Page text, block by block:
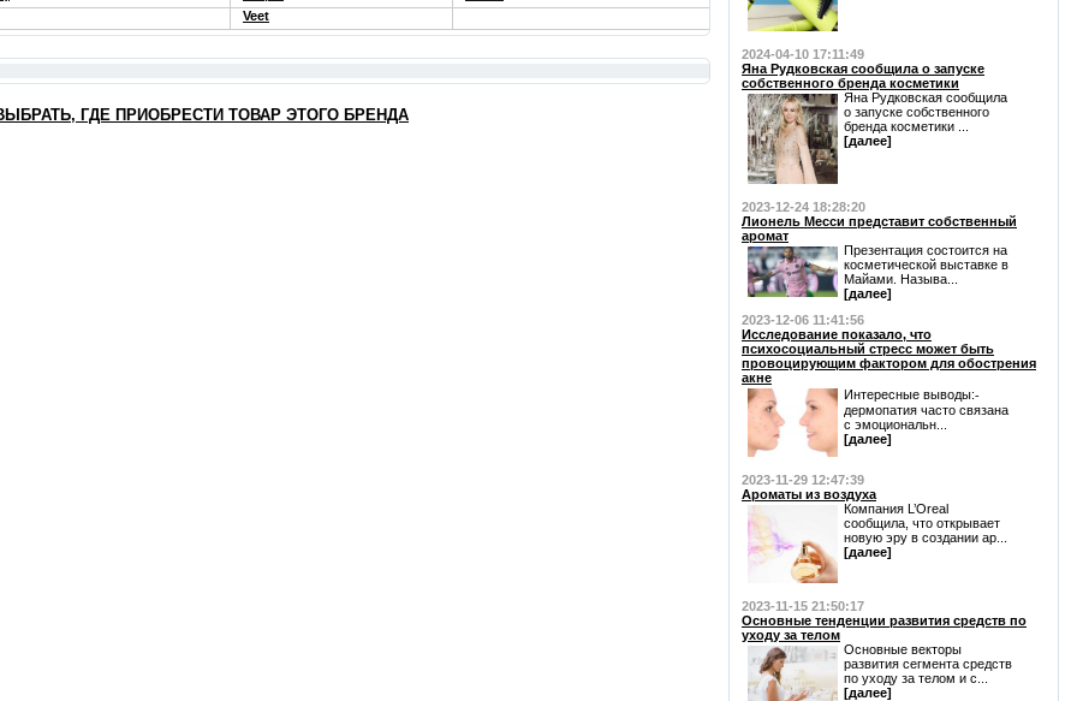
Veet
ГДЕ ПРИОБРЕСТИ ТОВАР ЭТОГО БРЕНДА
2024-04-10 17:11:49
Яна Рудковская сообщила о запуске
собственного бренда косметики
Яна Рудковская сообщила
о запуске собственного
бренда косметики ...
[далее]
2023-12-24 18:28:20
Лионель Месси представит собственный
аромат
Презентация состоится на
косметической выставке в
Майами. Называ...
[далее]
2023-12-06 11:41:56
Исследование показало, что
психосоциальный стресс может быть
провоцирующим фактором для обострения
акне
Интересные выводы:⁃
дермопатия часто связана
с эмоциональн...
[далее]
2023-11-29 12:47:39
Ароматы из воздуха
Компания L’Oreal
сообщила, что открывает
новую эру в создании ар...
[далее]
2023-11-15 21:50:17
Основные тенденции развития средств по
уходу за телом
Основные векторы
развития сегмента средств
по уходу за телом и с...
[далее]